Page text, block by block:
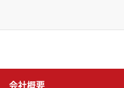
会社概要